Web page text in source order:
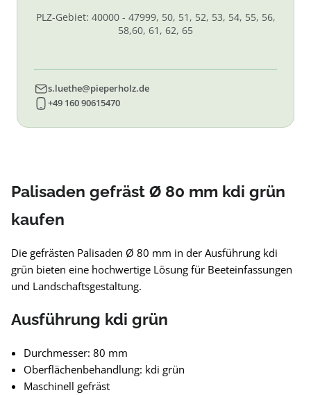
PLZ-Gebiet: 40000 - 47999, 50, 51, 52, 53, 54, 55, 56,
58,60, 61, 62, 65
s.luethe@pieperholz.de
+49 160 90615470
Palisaden gefräst Ø 80 mm kdi grün
kaufen
Die gefrästen Palisaden Ø 80 mm in der Ausführung kdi
grün bieten eine hochwertige Lösung für Beeteinfassungen
und Landschaftsgestaltung.
Ausführung kdi grün
Durchmesser: 80 mm
Oberflächenbehandlung: kdi grün
Maschinell gefräst